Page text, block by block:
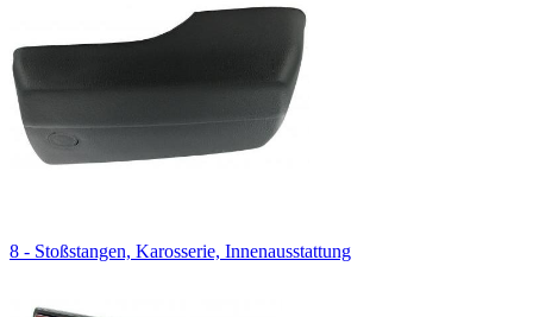
8 - Stoßstangen, Karosserie, Innenausstattung